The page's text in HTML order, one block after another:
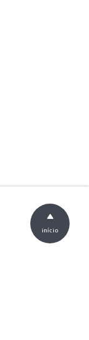
início